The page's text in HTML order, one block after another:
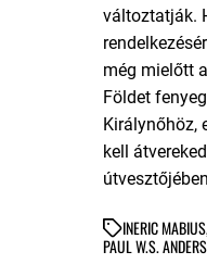
változtatják.
még mielőtt
Földet
Királynőhöz,
kell
INERIC MABIUS,
PAUL W.S.